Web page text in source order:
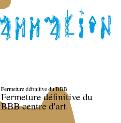
Fermeture définitive du BBB
Fermeture définitive du
BBB centre d'art